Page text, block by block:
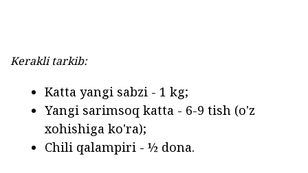
Kerakli tarkib:
Katta yangi sabzi - 1 kg;
Yangi sarimsoq katta - 6-9 tish (o'z
xohishiga ko'ra);
Chili qalampiri - ½ dona.